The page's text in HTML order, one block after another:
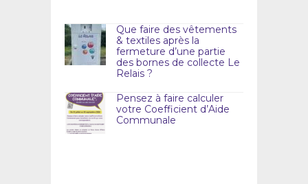
Que faire des vêtements
& textiles après la
fermeture d’une partie
des bornes de collecte Le
Relais ?
Pensez à faire calculer
votre Coefficient d’Aide
Communale